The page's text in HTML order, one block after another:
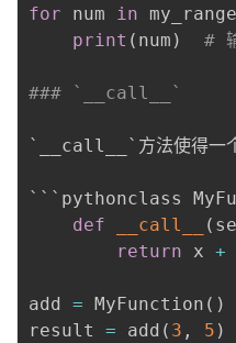
for num in my_range
print ( num ) #
### `__call__`
`__call__`方法使得一个
```pythonclass
def
__call__ (
return x +
add = MyFunction ( )
result = add ( 3 , 5 )